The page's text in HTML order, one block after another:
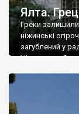
Ялта.
Греки залишили
ніжинські
загублений у
Ніжин греки?